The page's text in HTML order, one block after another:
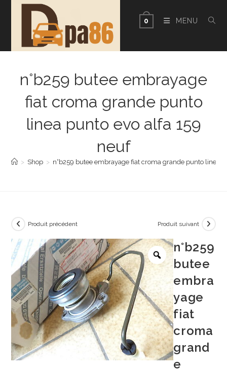
0 MENU
n°b259 butee embrayage
fiat croma grande punto
linea punto evo alfa 159
neuf
> Shop > n°b259 butee embrayage fiat croma grande punto linea
Produit précédent Produit suivant
n°b259
butee
embra
yage
fiat
croma
grand
e